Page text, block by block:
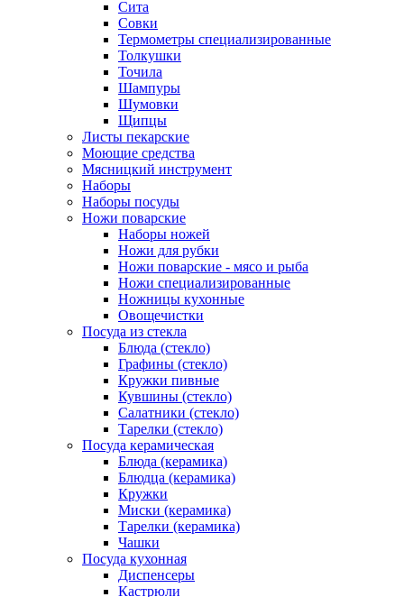
Сита
Совки
Термометры специализированные
Толкушки
Точила
Шампуры
Шумовки
Щипцы
Листы пекарские
Моющие средства
Мясницкий инструмент
Наборы
Наборы посуды
Ножи поварские
Наборы ножей
Ножи для рубки
Ножи поварские - мясо и рыба
Ножи специализированные
Ножницы кухонные
Овощечистки
Посуда из стекла
Блюда (стекло)
Графины (стекло)
Кружки пивные
Кувшины (стекло)
Салатники (стекло)
Тарелки (стекло)
Посуда керамическая
Блюда (керамика)
Блюдца (керамика)
Кружки
Миски (керамика)
Тарелки (керамика)
Чашки
Посуда кухонная
Диспенсеры
Кастрюли